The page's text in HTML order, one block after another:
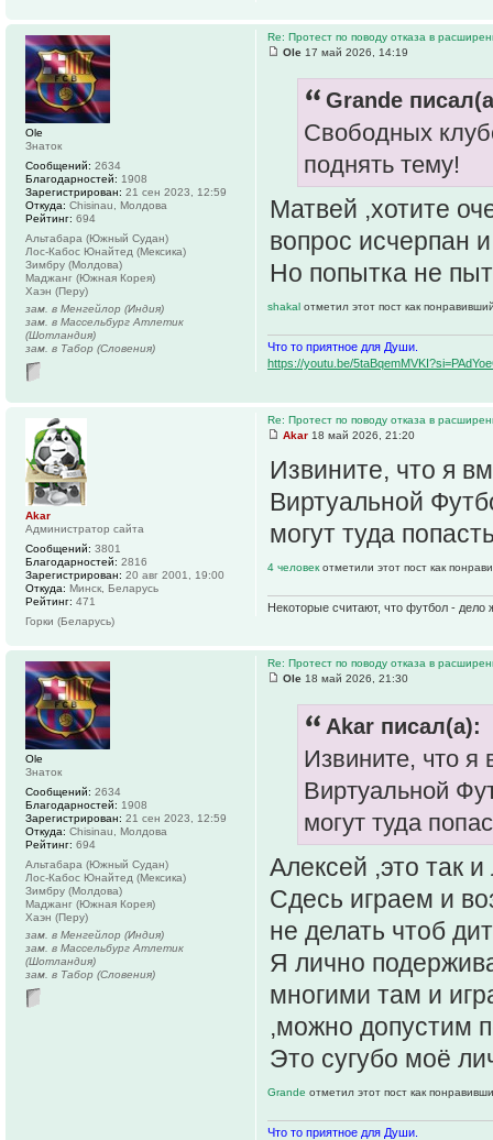
Re: Протест по поводу отказа в
Ole 17 май 2026, 14:19
Grande
Свободных
поднять тему!
Матвей ,хотите
вопрос исчерпан
Но попытка не
shakal отметил этот пост как
Что то приятное для Души.
https://youtu.be/
Ole
Знаток
Сообщений: 2634
Благодарностей: 1908
Зарегистрирован: 21 сен 2023, 12:59
Откуда: Chisinau, Молдова
Рейтинг: 694
Альтабара (Южный Судан)
Лос-Кабос Юнайтед (Мексика)
Зимбру (Молдова)
Маджанг (Южная Корея)
Хаэн (Перу)
зам. в Менгейлор (Индия)
зам. в Массельбург Атлетик
(Шотландия)
зам. в Табор (Словения)
Re: Протест по поводу отказа в
Akar 18 май 2026, 21:20
Извините, что я
Виртуальной
могут туда
4 человек отметили этот пост как
Некоторые считают, что футбол -
Akar
Администратор сайта
Сообщений: 3801
Благодарностей: 2816
Зарегистрирован: 20 авг 2001, 19:00
Откуда: Минск, Беларусь
Рейтинг: 471
Горки (Беларусь)
Re: Протест по поводу отказа в
Ole 18 май 2026, 21:30
Akar писал(а):
Извините, что я
Виртуальной
могут туда
Алексей ,это так
Сдесь играем и
не делать чтоб
Я лично
многими там и
,можно допустим
Это сугубо моё
Grande отметил этот пост как
Что то приятное для Души.
Ole
Знаток
Сообщений: 2634
Благодарностей: 1908
Зарегистрирован: 21 сен 2023, 12:59
Откуда: Chisinau, Молдова
Рейтинг: 694
Альтабара (Южный Судан)
Лос-Кабос Юнайтед (Мексика)
Зимбру (Молдова)
Маджанг (Южная Корея)
Хаэн (Перу)
зам. в Менгейлор (Индия)
зам. в Массельбург Атлетик
(Шотландия)
зам. в Табор (Словения)